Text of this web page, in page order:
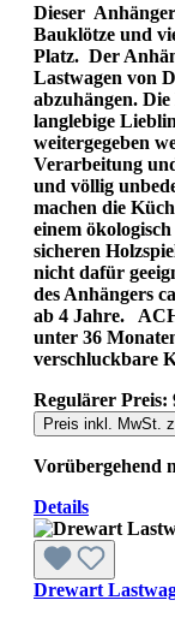
Dieser
Bauklötze und
Platz. Der
Lastwagen von
abzuhängen.
langlebige
weitergegeben
Verarbeitung
und völlig
machen die
einem
sicheren
nicht dafür
des Anhängers
ab 4 Jahre.
unter 36
verschluckbare
Regulärer Preis:
Preis inkl. MwSt.
Vorübergehend
Details
Drewart